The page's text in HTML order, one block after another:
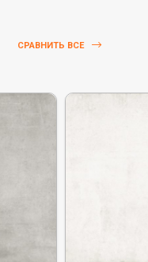
СРАВНИТЬ ВСЕ